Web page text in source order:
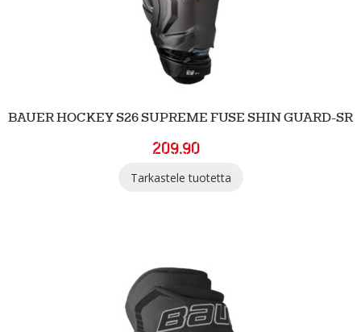
BAUER HOCKEY S26 SUPREME FUSE SHIN GUARD-SR
209.90
Tarkastele tuotetta